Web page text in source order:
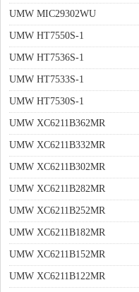
UMW MIC29302WU
UMW HT7550S-1
UMW HT7536S-1
UMW HT7533S-1
UMW HT7530S-1
UMW XC6211B362MR
UMW XC6211B332MR
UMW XC6211B302MR
UMW XC6211B282MR
UMW XC6211B252MR
UMW XC6211B182MR
UMW XC6211B152MR
UMW XC6211B122MR